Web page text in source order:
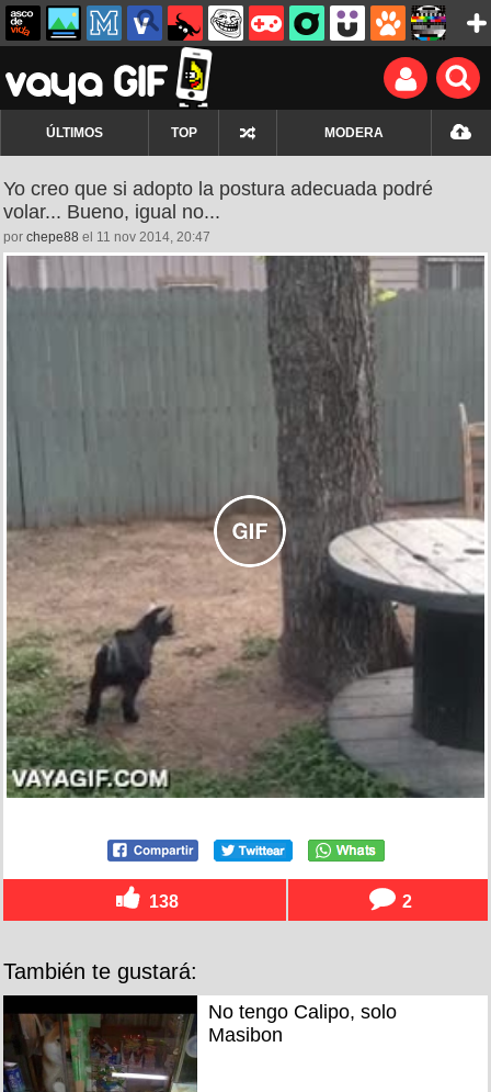
ÚLTIMOS TOP MODERA
Yo creo que si adopto la postura adecuada podré
volar... Bueno, igual no...
por chepe88 el 11 nov 2014, 20:47
138 2
También te gustará:
No tengo Calipo, solo
Masibon